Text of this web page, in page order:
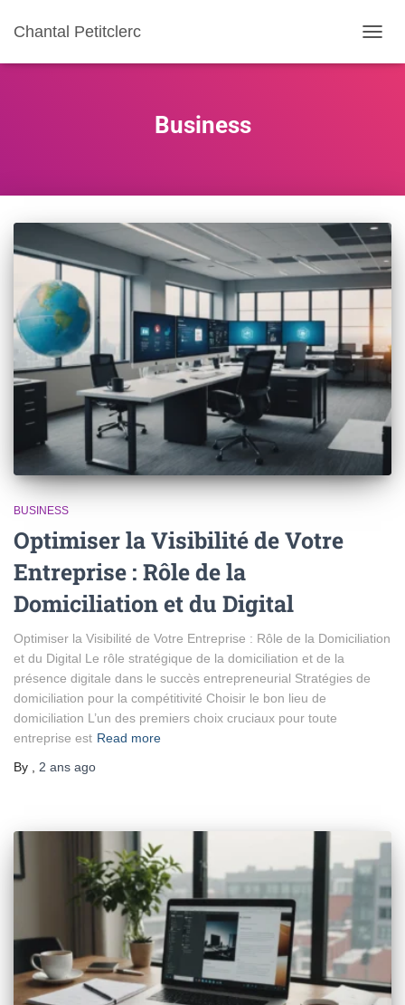
Chantal Petitclerc
Business
BUSINESS
Optimiser la Visibilité de Votre
Entreprise : Rôle de la
Domiciliation et du Digital
Optimiser la Visibilité de Votre Entreprise : Rôle de la Domiciliation
et du Digital Le rôle stratégique de la domiciliation et de la
présence digitale dans le succès entrepreneurial Stratégies de
domiciliation pour la compétitivité Choisir le bon lieu de
domiciliation L’un des premiers choix cruciaux pour toute
entreprise est Read more
By
2 ans ago